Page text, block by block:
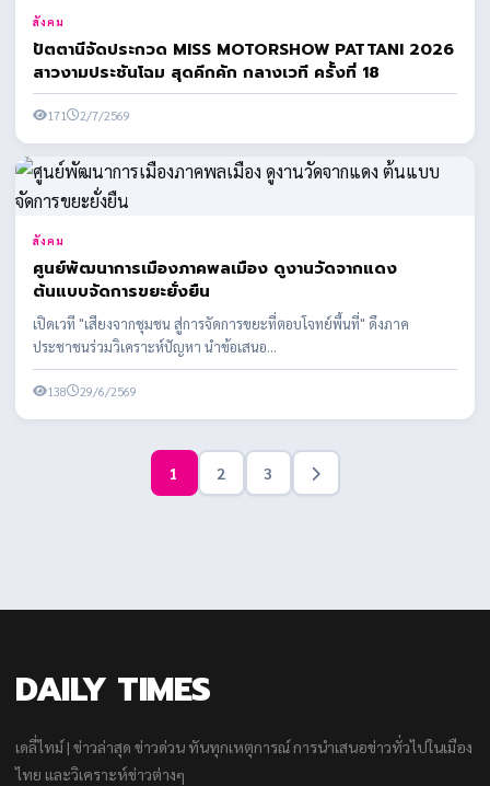
สังคม
ปัตตานีจัดประกวด MISS MOTORSHOW PATTANI 2026
สาวงามประชันโฉม สุดคึกคัก กลางเวที ครั้งที่ 18
171 2/7/2569
สังคม
ศูนย์พัฒนาการเมืองภาคพลเมือง ดูงานวัดจากแดง
ต้นแบบจัดการขยะยั่งยืน
เปิดเวที "เสียงจากชุมชน สู่การจัดการขยะที่ตอบโจทย์พื้นที่" ดึงภาค
ประชาชนร่วมวิเคราะห์ปัญหา นำข้อเสนอ...
138 29/6/2569
1 2 3
DAILY TIMES
เดลี่ไทม์ | ข่าวล่าสุด ข่าวด่วน ทันทุกเหตุการณ์ การนำเสนอข่าวทั่วไปในเมือง
ไทย และวิเคราะห์ข่าวต่างๆ